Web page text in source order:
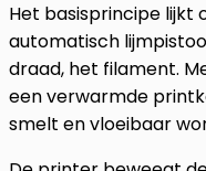
Het basisprincipe lijkt
automatisch
draad, het filament.
een verwarmde
smelt en vloeibaar